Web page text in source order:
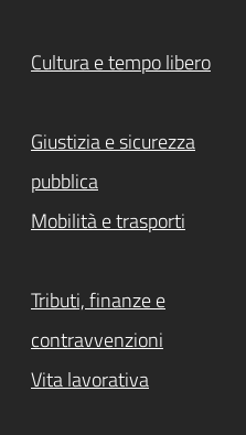
Cultura e tempo libero
Giustizia e sicurezza
pubblica
Mobilità e trasporti
Tributi, finanze e
contravvenzioni
Vita lavorativa